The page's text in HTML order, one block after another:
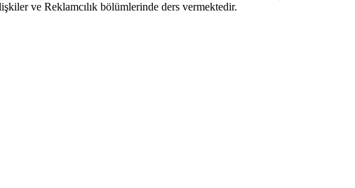
ve Reklamcılık bölümlerinde ders vermektedir.